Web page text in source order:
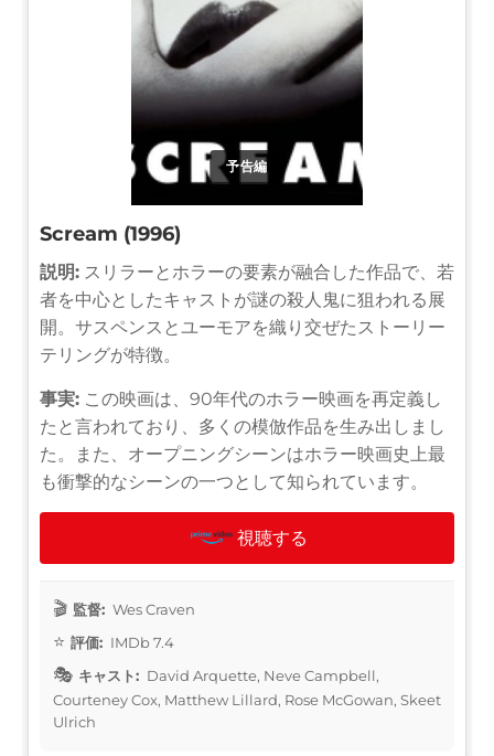
予告編
Scream (1996)
説明: スリラーとホラーの要素が融合した作品で、若
者を中心としたキャストが謎の殺人鬼に狙われる展
開。サスペンスとユーモアを織り交ぜたストーリー
テリングが特徴。
事実: この映画は、90年代のホラー映画を再定義し
たと言われており、多くの模倣作品を生み出しまし
た。また、オープニングシーンはホラー映画史上最
も衝撃的なシーンの一つとして知られています。
視聴する
監督: Wes Craven
評価: IMDb 7.4
キャスト: David Arquette, Neve Campbell,
Courteney Cox, Matthew Lillard, Rose McGowan, Skeet
Ulrich